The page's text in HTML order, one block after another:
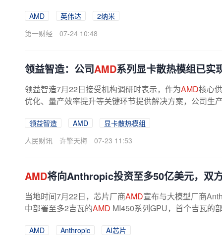
AMD 英伟达
2纳米
第一财经
07-24 10:48
领益智造：公司AMD系列显卡散热模组已实
领益智造7月22日接受机构调研时表示，作为AMD核心
优化、量产效率提升等关键环节提供解决方案，公司生
领益智造 AMD
显卡散热模组
人民财讯
许擎天梅 07-23 11:53
AMD将向Anthropic投资至多50亿美元，双
当地时间7月22日，芯片厂商AMD宣布与大模型厂商
中部署至多2吉瓦的AMD MI450系列GPU，首个吉瓦的
AMD Anthropic
AI芯片